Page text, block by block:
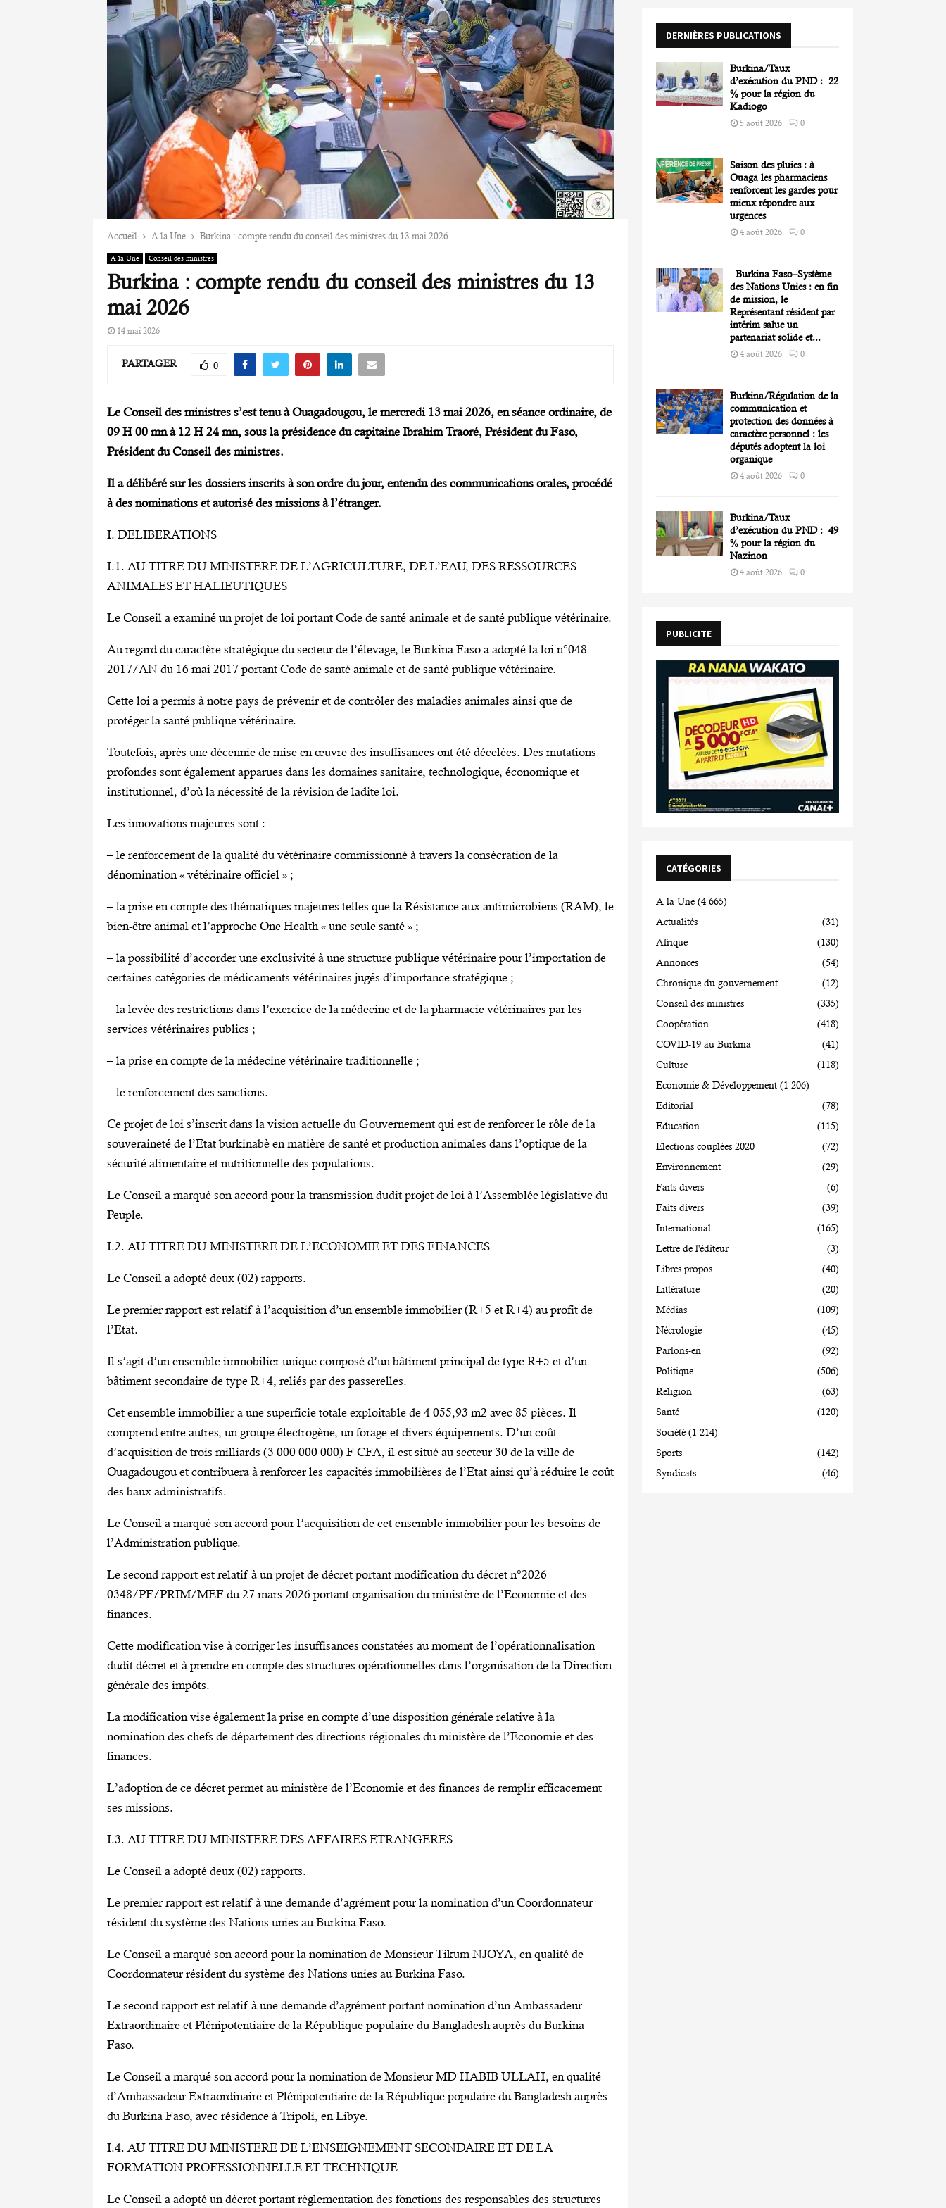
Accueil A la Une Burkina : compte rendu du conseil des ministres du 13 mai 2026
A la Une Conseil des ministres
Burkina : compte rendu du conseil des ministres du 13
mai 2026
14 mai 2026
PARTAGER 0
Le Conseil des ministres s’est tenu à Ouagadougou, le mercredi 13 mai 2026, en séance ordinaire, de
09 H 00 mn à 12 H 24 mn, sous la présidence du capitaine Ibrahim Traoré, Président du Faso,
Président du Conseil des ministres.
Il a délibéré sur les dossiers inscrits à son ordre du jour, entendu des communications orales, procédé
à des nominations et autorisé des missions à l’étranger.
I. DELIBERATIONS
I.1. AU TITRE DU MINISTERE DE L’AGRICULTURE, DE L’EAU, DES RESSOURCES
ANIMALES ET HALIEUTIQUES
Le Conseil a examiné un projet de loi portant Code de santé animale et de santé publique vétérinaire.
Au regard du caractère stratégique du secteur de l’élevage, le Burkina Faso a adopté la loi n°048-
2017/AN du 16 mai 2017 portant Code de santé animale et de santé publique vétérinaire.
Cette loi a permis à notre pays de prévenir et de contrôler des maladies animales ainsi que de
protéger la santé publique vétérinaire.
Toutefois, après une décennie de mise en œuvre des insuffisances ont été décelées. Des mutations
profondes sont également apparues dans les domaines sanitaire, technologique, économique et
institutionnel, d’où la nécessité de la révision de ladite loi.
Les innovations majeures sont :
– le renforcement de la qualité du vétérinaire commissionné à travers la consécration de la
dénomination « vétérinaire officiel » ;
– la prise en compte des thématiques majeures telles que la Résistance aux antimicrobiens (RAM), le
bien-être animal et l’approche One Health « une seule santé » ;
– la possibilité d’accorder une exclusivité à une structure publique vétérinaire pour l’importation de
certaines catégories de médicaments vétérinaires jugés d’importance stratégique ;
– la levée des restrictions dans l’exercice de la médecine et de la pharmacie vétérinaires par les
services vétérinaires publics ;
– la prise en compte de la médecine vétérinaire traditionnelle ;
– le renforcement des sanctions.
Ce projet de loi s’inscrit dans la vision actuelle du Gouvernement qui est de renforcer le rôle de la
souveraineté de l’Etat burkinabè en matière de santé et production animales dans l’optique de la
sécurité alimentaire et nutritionnelle des populations.
Le Conseil a marqué son accord pour la transmission dudit projet de loi à l’Assemblée législative du
Peuple.
I.2. AU TITRE DU MINISTERE DE L’ECONOMIE ET DES FINANCES
Le Conseil a adopté deux (02) rapports.
Le premier rapport est relatif à l’acquisition d’un ensemble immobilier (R+5 et R+4) au profit de
l’Etat.
Il s’agit d’un ensemble immobilier unique composé d’un bâtiment principal de type R+5 et d’un
bâtiment secondaire de type R+4, reliés par des passerelles.
Cet ensemble immobilier a une superficie totale exploitable de 4 055,93 m2 avec 85 pièces. Il
comprend entre autres, un groupe électrogène, un forage et divers équipements. D’un coût
d’acquisition de trois milliards (3 000 000 000) F CFA, il est situé au secteur 30 de la ville de
Ouagadougou et contribuera à renforcer les capacités immobilières de l’Etat ainsi qu’à réduire le coût
des baux administratifs.
Le Conseil a marqué son accord pour l’acquisition de cet ensemble immobilier pour les besoins de
l’Administration publique.
Le second rapport est relatif à un projet de décret portant modification du décret n°2026-
0348/PF/PRIM/MEF du 27 mars 2026 portant organisation du ministère de l’Economie et des
finances.
Cette modification vise à corriger les insuffisances constatées au moment de l’opérationnalisation
dudit décret et à prendre en compte des structures opérationnelles dans l’organisation de la Direction
générale des impôts.
La modification vise également la prise en compte d’une disposition générale relative à la
nomination des chefs de département des directions régionales du ministère de l’Economie et des
finances.
L’adoption de ce décret permet au ministère de l’Economie et des finances de remplir efficacement
ses missions.
I.3. AU TITRE DU MINISTERE DES AFFAIRES ETRANGERES
Le Conseil a adopté deux (02) rapports.
Le premier rapport est relatif à une demande d’agrément pour la nomination d’un Coordonnateur
résident du système des Nations unies au Burkina Faso.
Le Conseil a marqué son accord pour la nomination de Monsieur Tikum NJOYA, en qualité de
Coordonnateur résident du système des Nations unies au Burkina Faso.
Le second rapport est relatif à une demande d’agrément portant nomination d’un Ambassadeur
Extraordinaire et Plénipotentiaire de la République populaire du Bangladesh auprès du Burkina
Faso.
Le Conseil a marqué son accord pour la nomination de Monsieur MD HABIB ULLAH, en qualité
d’Ambassadeur Extraordinaire et Plénipotentiaire de la République populaire du Bangladesh auprès
du Burkina Faso, avec résidence à Tripoli, en Libye.
I.4. AU TITRE DU MINISTERE DE L’ENSEIGNEMENT SECONDAIRE ET DE LA
FORMATION PROFESSIONNELLE ET TECHNIQUE
Le Conseil a adopté un décret portant règlementation des fonctions des responsables des structures
r
H
DERNIÈRES PUBLICATIONS
Burkina/Taux
d’exécution du PND : 22
% pour la région du
Kadiogo
5 août 2026 0
Saison des pluies : à
Ouaga les pharmaciens
renforcent les gardes pour
mieux répondre aux
urgences
4 août 2026 0
Burkina Faso–Système
des Nations Unies : en fin
de mission, le
Représentant résident par
intérim salue un
partenariat solide et...
4 août 2026 0
Burkina/Régulation de la
communication et
protection des données à
caractère personnel : les
députés adoptent la loi
organique
4 août 2026 0
Burkina/Taux
d’exécution du PND : 49
% pour la région du
Nazinon
4 août 2026 0
PUBLICITE
CATÉGORIES
A la Une (4 665)
Actualités
(31)
Afrique
(130)
Annonces
(54)
Chronique du gouvernement
(12)
Conseil des ministres
(335)
Coopération
(418)
COVID-19 au Burkina
(41)
Culture
(118)
Economie & Développement (1 206)
Editorial
(78)
Education
(115)
Elections couplées 2020
(72)
Environnement
(29)
Faits divers
(6)
Faits divers
(39)
International
(165)
Lettre de l'éditeur
(3)
Libres propos
(40)
Littérature
(20)
Médias
(109)
Nécrologie
(45)
Parlons-en
(92)
Politique
(506)
Religion
(63)
Santé
(120)
Société (1 214)
Sports
(142)
Syndicats
(46)